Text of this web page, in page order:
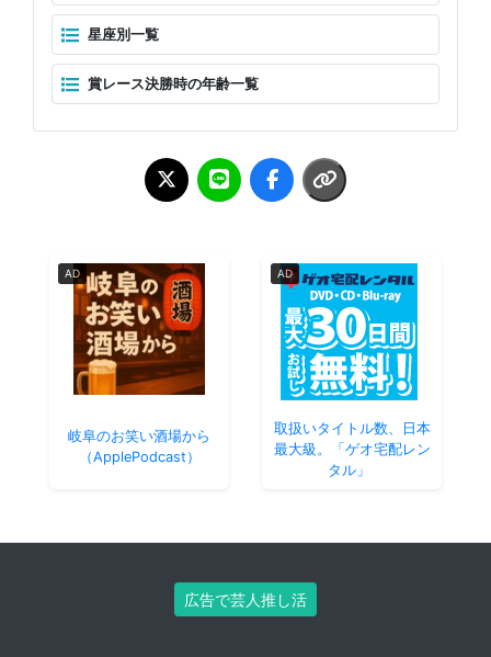
星座別一覧
賞レース決勝時の年齢一覧
AD
岐阜のお笑い酒場から
（ApplePodcast）
AD
取扱いタイトル数、日本
最大級。「ゲオ宅配レン
タル」
広告で芸人推し活